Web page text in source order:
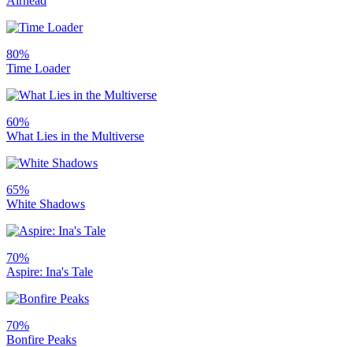
80%
Time Loader
60%
What Lies in the Multiverse
65%
White Shadows
70%
Aspire: Ina's Tale
70%
Bonfire Peaks